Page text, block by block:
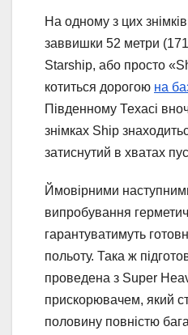
На одному з цих
заввишки 52 метри
Starship, або просто
котиться дорогою на
Південному Техасі
знімках Ship
затиснутий в хватах
Ймовірними
випробування
гарантуватимуть
польоту. Така ж
проведена з Super
прискорювачем, який
половину повністю